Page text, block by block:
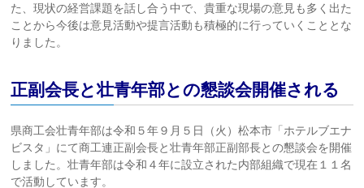
た、現状の経営課題を話し合う中で、貴重な現場の意見も多く出た
ことから今後は意見活動や提言活動も積極的に行っていくこととな
りました。
正副会長と壮青年部との懇談会開催される
県商工会壮青年部は令和５年９月５日（火）松本市「ホテルブエナ
ビスタ」にて商工連正副会長と壮青年部正副部長との懇談会を開催
しました。壮青年部は令和４年に設立された内部組織で現在１１名
で活動しています。